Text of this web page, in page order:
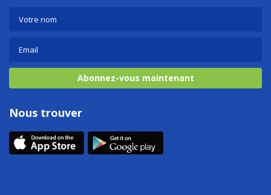
Abonnez-vous maintenant
Nous trouver